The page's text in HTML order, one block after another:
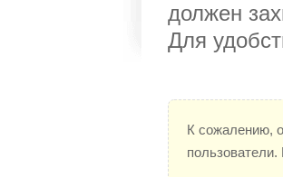
должен
Для
К сожалению,